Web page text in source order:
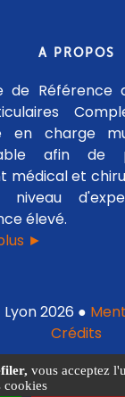
A PROPOS
de Référence
en charge
afin de
médical et
niveau
élevé.
►
2026 ●
Crédits
vous acceptez
cookies